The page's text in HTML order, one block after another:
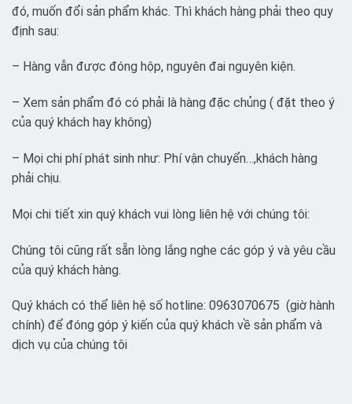
đó, muốn đổi sản phẩm khác. Thì khách hàng phải theo quy
định sau:
– Hàng vẫn được đóng hộp, nguyên đai nguyên kiện.
– Xem sản phẩm đó có phải là hàng đặc chủng ( đặt theo ý
của quý khách hay không)
– Mọi chi phí phát sinh như: Phí vận chuyển…,khách hàng
phải chịu.
Mọi chi tiết xin quý khách vui lòng liên hệ với chúng tôi:
Chúng tôi cũng rất sẵn lòng lắng nghe các góp ý và yêu cầu
của quý khách hàng.
Quý khách có thể liên hệ số hotline: 0963070675 (giờ hành
chính) để đóng góp ý kiến của quý khách về sản phẩm và
dịch vụ của chúng tôi